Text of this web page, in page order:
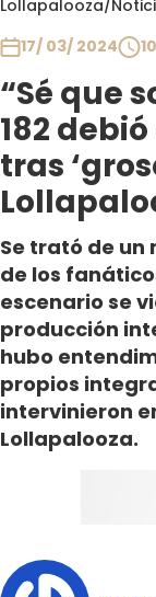
Lollapalooza/
17/ 03/ 2024
“Sé que
182
tras
Se trató de un
de los
escenario se
producción
hubo
propios
intervinieron
Lollapalooza.
Club De La
Contigo en
Plan Perfecto
El Tiempo
Sabingo
Todos Los